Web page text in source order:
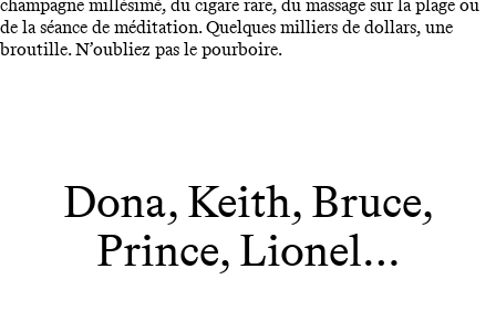
champagne millésimé, du cigare rare, du massage sur la plage ou
de la séance de méditation. Quelques milliers de dollars, une
broutille. N’oubliez pas le pourboire.
Dona, Keith, Bruce,
Prince, Lionel…